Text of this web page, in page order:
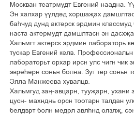
Ìîñêâàí òåàòðìóäò Åâãåíèé íààäíà.
Ýí õàëõàð ¢¢ëä³ä õîðøàšàõ
áàº÷óä äóíä àêòåðñê ýðäìèí
íàñòà àêòåðìóäò äàìøëòàñí ýí
Õàëüìãò àêòåðñê ýðäìèí ëàáîðàòîðü
òóñêàð Åâãåíèé êåëâ.
ëàáîðàòîðüò îðõàð èðñí óëñ ÷èãí ÷èê
ýâð³º³ðí ñîíüí áîëíà. Çóã òåð ñîíüí
Ýëëà Ìàíæååâà õóâàëöâ.
Õàëüìãóä çàœ-àâöàðí, òóóšàðí,
öóñí- ìàõíäíü îðñí òîîòàðí òàëäàí
áåëäâðò áîëí ìåäðë àâëºíä îëçëš,